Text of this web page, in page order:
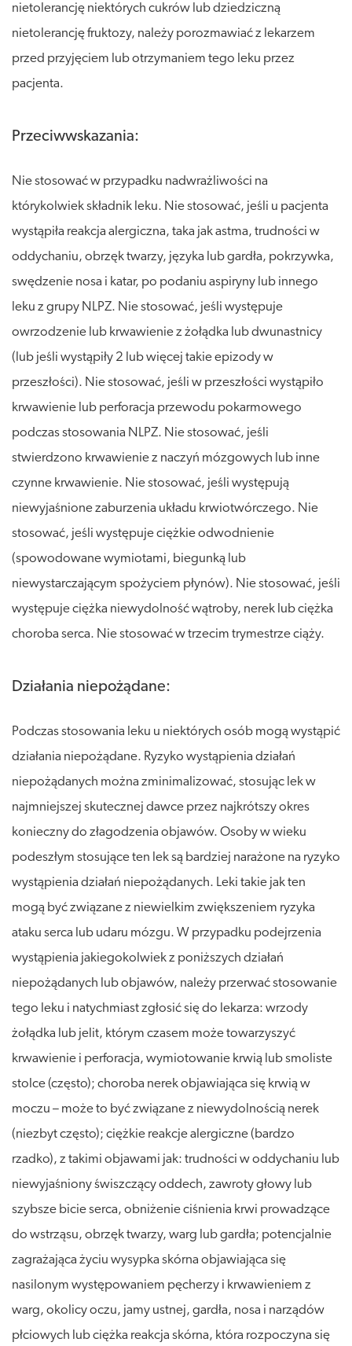
Przeciwwskazania:
Nie stosować w przypadku nadwrażliwości na
którykolwiek składnik leku. Nie stosować, jeśli u pacjenta
wystąpiła reakcja alergiczna, taka jak astma, trudności w
oddychaniu, obrzęk twarzy, języka lub gardła, pokrzywka,
swędzenie nosa i katar, po podaniu aspiryny lub innego
leku z grupy NLPZ. Nie stosować, jeśli występuje
owrzodzenie lub krwawienie z żołądka lub dwunastnicy
(lub jeśli wystąpiły 2 lub więcej takie epizody w
przeszłości). Nie stosować, jeśli w przeszłości wystąpiło
krwawienie lub perforacja przewodu pokarmowego
podczas stosowania NLPZ. Nie stosować, jeśli
stwierdzono krwawienie z naczyń mózgowych lub inne
czynne krwawienie. Nie stosować, jeśli występują
niewyjaśnione zaburzenia układu krwiotwórczego. Nie
stosować, jeśli występuje ciężkie odwodnienie
(spowodowane wymiotami, biegunką lub
niewystarczającym spożyciem płynów). Nie stosować, jeśli
występuje ciężka niewydolność wątroby, nerek lub ciężka
choroba serca. Nie stosować w trzecim trymestrze ciąży.
Działania niepożądane:
Podczas stosowania leku u niektórych osób mogą wystąpić
działania niepożądane. Ryzyko wystąpienia działań
niepożądanych można zminimalizować, stosując lek w
najmniejszej skutecznej dawce przez najkrótszy okres
konieczny do złagodzenia objawów. Osoby w wieku
podeszłym stosujące ten lek są bardziej narażone na ryzyko
wystąpienia działań niepożądanych. Leki takie jak ten
mogą być związane z niewielkim zwiększeniem ryzyka
ataku serca lub udaru mózgu. W przypadku podejrzenia
wystąpienia jakiegokolwiek z poniższych działań
niepożądanych lub objawów, należy przerwać stosowanie
tego leku i natychmiast zgłosić się do lekarza: wrzody
żołądka lub jelit, którym czasem może towarzyszyć
krwawienie i perforacja, wymiotowanie krwią lub smoliste
stolce (często); choroba nerek objawiająca się krwią w
moczu – może to być związane z niewydolnością nerek
(niezbyt często); ciężkie reakcje alergiczne (bardzo
rzadko), z takimi objawami jak: trudności w oddychaniu lub
niewyjaśniony świszczący oddech, zawroty głowy lub
szybsze bicie serca, obniżenie ciśnienia krwi prowadzące
do wstrząsu, obrzęk twarzy, warg lub gardła; potencjalnie
zagrażająca życiu wysypka skórna objawiająca się
nasilonym występowaniem pęcherzy i krwawieniem z
warg, okolicy oczu, jamy ustnej, gardła, nosa i narządów
płciowych lub ciężka reakcja skórna, która rozpoczyna się